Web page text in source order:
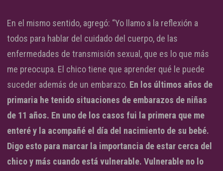
En el mismo sentido, agregó: “Yo llamo a la reflexión a
todos para hablar del cuidado del cuerpo, de las
enfermedades de transmisión sexual, que es lo que más
me preocupa. El chico tiene que aprender qué le puede
suceder además de un embarazo. En los últimos años de
primaria he tenido situaciones de embarazos de niñas
de 11 años. En uno de los casos fui la primera que me
enteré y la acompañé el día del nacimiento de su bebé.
Digo esto para marcar la importancia de estar cerca del
chico y más cuando está vulnerable. Vulnerable no lo